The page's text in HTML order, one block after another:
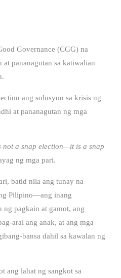
Governance (CGG) na
pananagutan sa katiwalian
ang solusyon sa krisis ng
at pananagutan ng mga
not a snap election—it is a snap
ng mga pari.
batid nila ang tunay na
Pilipino—ang inang
ng pagkain at gamot, ang
aral ang anak, at ang mga
bansa dahil sa kawalan ng
ang lahat ng sangkot sa